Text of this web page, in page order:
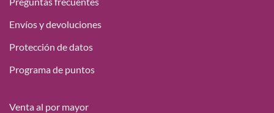
Envíos y devoluciones
Protección de datos
Programa de puntos
Venta al por mayor